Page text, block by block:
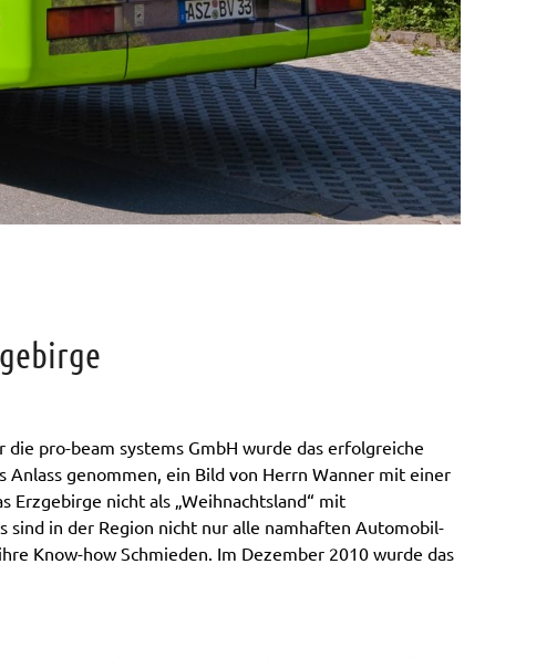
pro-beam systems GmbH wurde das erfolgreiche
Anlass genommen, ein Bild von Herrn Wanner mit einer
Erzgebirge nicht als „Weihnachtsland“ mit
sind in der Region nicht nur alle namhaften Automobil-
Know-how Schmieden. Im Dezember 2010 wurde das